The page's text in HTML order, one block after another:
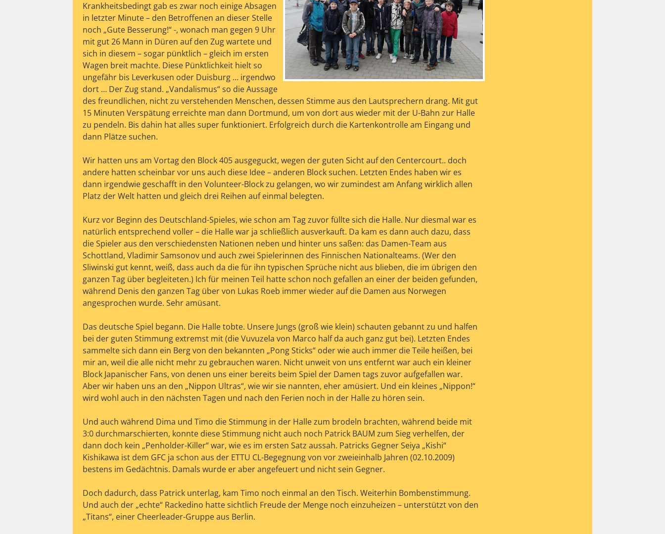
Krankheitsbedingt gab es zwar noch einige Absagen
in letzter Minute – den Betroffenen an dieser Stelle
noch „Gute Besserung!“ -, wonach man gegen 9 Uhr
mit gut 26 Mann in Düren auf den Zug wartete und
sich in diesem – sogar pünktlich – gleich im ersten
Wagen breit machte. Diese Pünktlichkeit hielt so
ungefähr bis Leverkusen oder Duisburg … irgendwo
dort … Der Zug stand. „Vandalismus“ so die Aussage
des freundlichen, nicht zu verstehenden Menschen, dessen Stimme aus den Lautsprechern drang. Mit gut
15 Minuten Verspätung erreichte man dann Dortmund, um von dort aus wieder mit der U-Bahn zur Halle
zu pendeln. Bis dahin hat alles super funktioniert. Erfolgreich durch die Kartenkontrolle am Eingang und
dann Plätze suchen.
Wir hatten uns am Vortag den Block 405 ausgeguckt, wegen der guten Sicht auf den Centercourt.. doch
andere hatten scheinbar vor uns auch diese Idee – anderen Block suchen. Letzten Endes haben wir es
dann irgendwie geschafft in den Volunteer-Block zu gelangen, wo wir zumindest am Anfang wirklich allen
Platz der Welt hatten und gleich drei Reihen auf einmal belegten.
Kurz vor Beginn des Deutschland-Spieles, wie schon am Tag zuvor füllte sich die Halle. Nur diesmal war es
natürlich entsprechend voller – die Halle war ja schließlich ausverkauft. Da kam es dann auch dazu, dass
die Spieler aus den verschiedensten Nationen neben und hinter uns saßen: das Damen-Team aus
Schottland, Vladimir Samsonov und auch zwei Spielerinnen des Finnischen Nationalteams. (Wer den
Sliwinski gut kennt, weiß, dass auch da die für ihn typischen Sprüche nicht aus blieben, die im übrigen den
ganzen Tag über begleiteten.) Ich für meinen Teil hatte schon noch gefallen an einer der beiden gefunden,
während Denis den ganzen Tag über von Lukas Roeb immer wieder auf die Damen aus Norwegen
angesprochen wurde. Sehr amüsant.
Das deutsche Spiel begann. Die Halle tobte. Unsere Jungs (groß wie klein) schauten gebannt zu und halfen
bei der guten Stimmung extremst mit (die Vuvuzela von Marco half da auch ganz gut bei). Letzten Endes
sammelte sich dann ein Berg von den bekannten „Pong Sticks“ oder wie auch immer die Teile heißen, bei
mir an, weil die alle nicht mehr zu gebrauchen waren. Nicht unweit von uns entfernt war auch ein kleiner
Block Japanischer Fans, von denen uns einer bereits beim Spiel der Damen tags zuvor aufgefallen war.
Aber wir haben uns an den „Nippon Ultras“, wie wir sie nannten, eher amüsiert. Und ein kleines „Nippon!“
wird wohl auch in den nächsten Tagen und nach den Ferien noch in der Halle zu hören sein.
Und auch während Dima und Timo die Stimmung in der Halle zum brodeln brachten, während beide mit
3:0 durchmarschierten, konnte diese Stimmung nicht auch noch Patrick BAUM zum Sieg verhelfen, der
dann doch kein „Penholder-Killer“ war, wie es im ersten Satz aussah. Patricks Gegner Seiya „Kishi“
Kishikawa ist dem GFC ja schon aus der ETTU CL-Begegnung von vor zweieinhalb Jahren (02.10.2009)
bestens im Gedächtnis. Damals wurde er aber angefeuert und nicht sein Gegner.
Doch dadurch, dass Patrick unterlag, kam Timo noch einmal an den Tisch. Weiterhin Bombenstimmung.
Und auch der „echte“ Rackedino hatte sichtlich Freude der Menge noch einzuheizen – unterstützt von den
„Titans“, einer Cheerleader-Gruppe aus Berlin.